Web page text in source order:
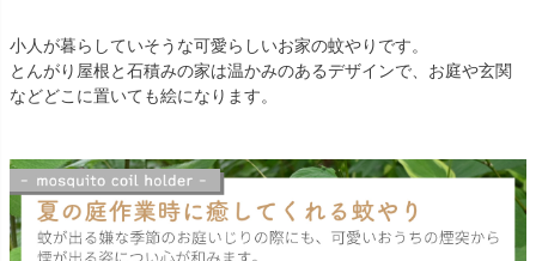
小人が暮らしていそうな可愛らしいお家の蚊やりです。
とんがり屋根と石積みの家は温かみのあるデザインで、お庭や玄関
などどこに置いても絵になります。